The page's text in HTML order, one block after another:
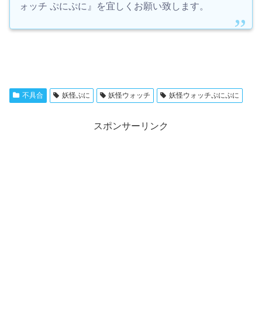
ォッチ ぷにぷに』を宜しくお願い致します。
不具合 妖怪ぷに 妖怪ウォッチ 妖怪ウォッチぷにぷに
スポンサーリンク